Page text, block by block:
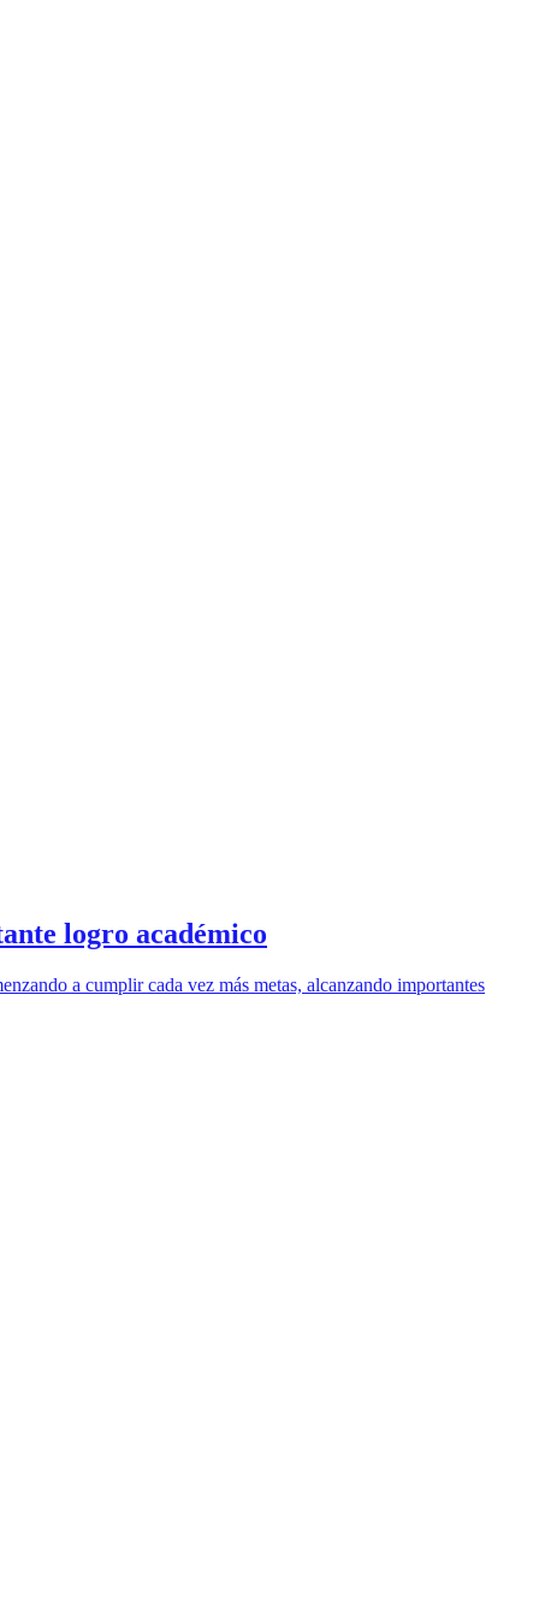
logro académico
a cumplir cada vez más metas, alcanzando importantes